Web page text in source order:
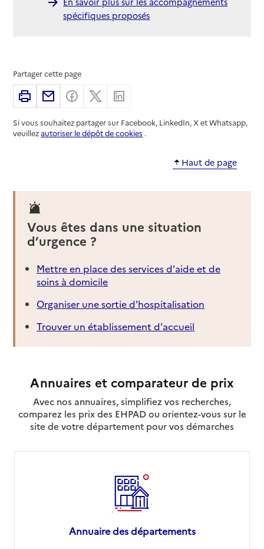
spécifiques proposés
Partager cette page
ImprimerPartager par email
Partager sur Facebook
Partager sur X
Si vous souhaitez partager sur Facebook, LinkedIn, X et Whatsapp,
veuillezautoriser le dépôt de cookies .
Haut de page
Vous êtes dans une situation
d’urgence ?
Mettre en place des services d'aide et de
soins à domicile
Organiser une sortie d'hospitalisation
Trouver un établissement d'accueil
Annuaires et comparateur de prix
Avec nos annuaires, simplifiez vos recherches,
comparez les prix des EHPAD ou orientez-vous sur le
site de votre département pour vos démarches
Annuaire des départements